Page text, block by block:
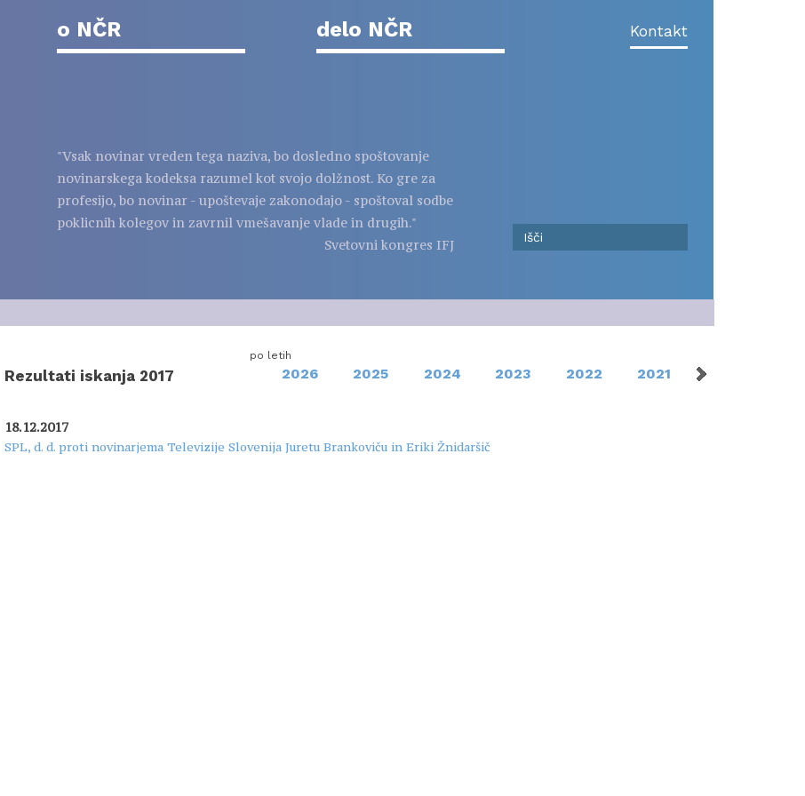
o NČR delo NČR Kontakt
"Vsak novinar vreden tega naziva, bo dosledno spoštovanje
novinarskega kodeksa razumel kot svojo dolžnost. Ko gre za
profesijo, bo novinar - upoštevaje zakonodajo - spoštoval sodbe
poklicnih kolegov in zavrnil vmešavanje vlade in drugih."
Svetovni kongres IFJ
Rezultati iskanja 2017
po letih
2026 2025 2024 2023 2022 2021
18.12.2017
SPL, d. d. proti novinarjema Televizije Slovenija Juretu Brankoviču in Eriki Žnidaršič